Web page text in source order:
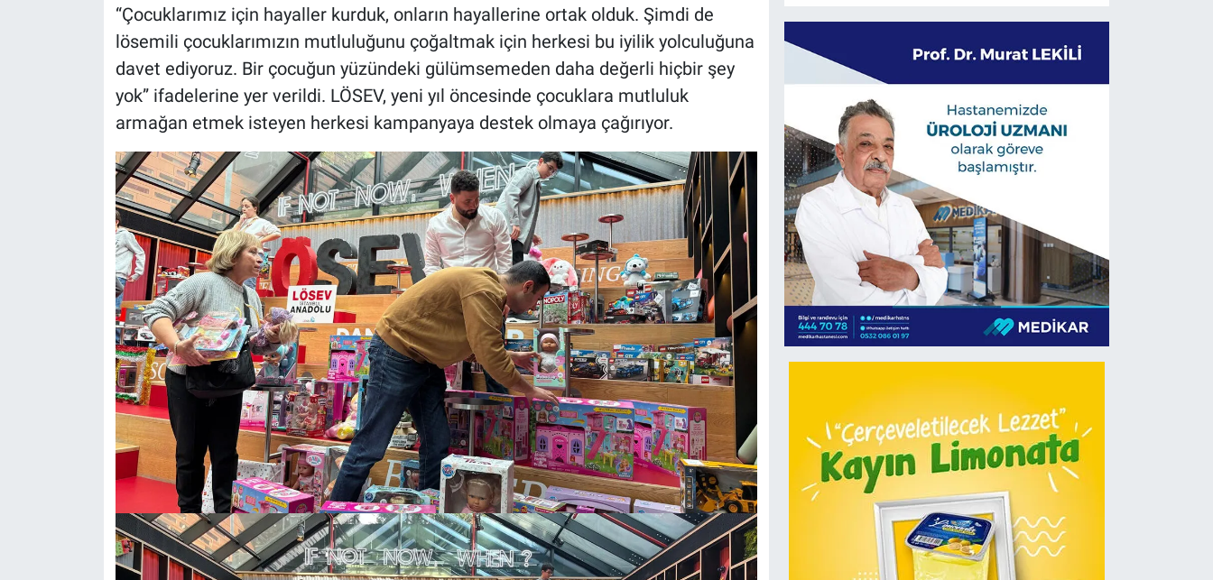
“Çocuklarımız için hayaller kurduk, onların hayallerine ortak olduk. Şimdi de
lösemili çocuklarımızın mutluluğunu çoğaltmak için herkesi bu iyilik yolculuğuna
davet ediyoruz. Bir çocuğun yüzündeki gülümsemeden daha değerli hiçbir şey
yok” ifadelerine yer verildi. LÖSEV, yeni yıl öncesinde çocuklara mutluluk
armağan etmek isteyen herkesi kampanyaya destek olmaya çağırıyor.